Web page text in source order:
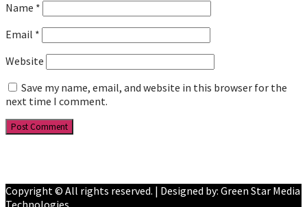
Name *
Email *
Website
Save my name, email, and website in this browser for the
next time I comment.
Copyright © All rights reserved. | Designed by: Green Star Media